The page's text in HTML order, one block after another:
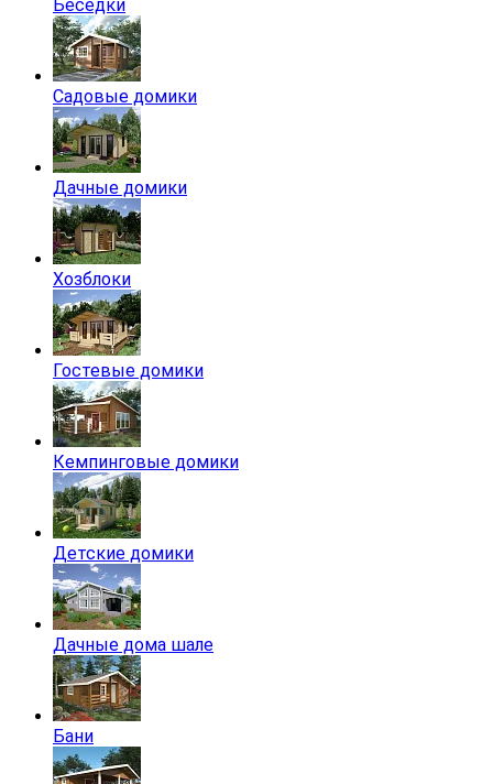
Беседки
Садовые домики
Дачные домики
Хозблоки
Гостевые домики
Кемпинговые домики
Детские домики
Дачные дома шале
Бани